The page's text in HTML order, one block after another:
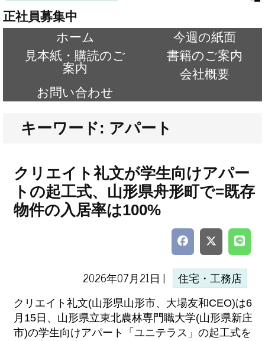
正社員募集中
ホーム
今週の紙面
見本紙・購読のご
案内
書籍のご案内
会社概要
お問い合わせ
キーワード: アパート
クリエイト礼文が学生向けアパー
トの起工式、山形県舟形町で=既存
物件の入居率は100%
2026年07月21日 | 住宅・工務店
クリエイト礼文(山形県山形市、大場友和CEO)は6
月15日、山形県立東北農林専門職大学(山形県新庄
市)の学生向けアパート「ユニテラス」の起工式を